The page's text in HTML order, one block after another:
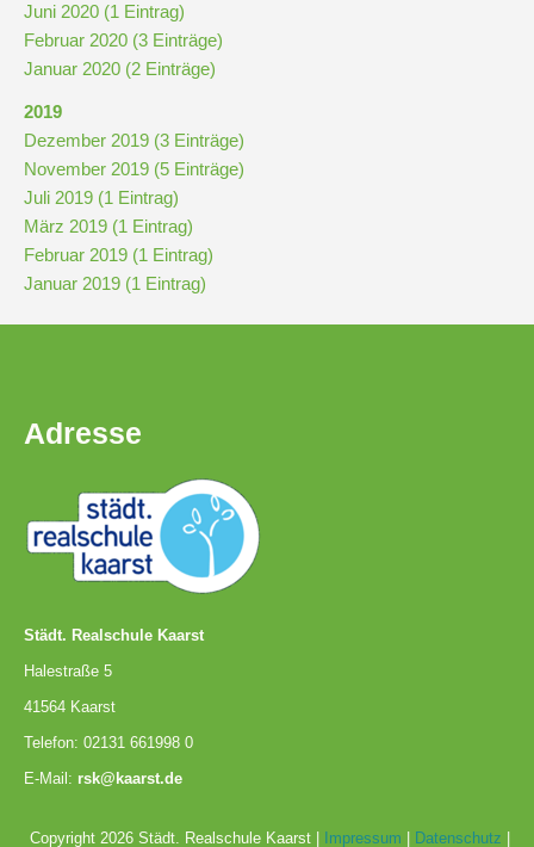
Juni 2020 (1 Eintrag)
Februar 2020 (3 Einträge)
Januar 2020 (2 Einträge)
2019
Dezember 2019 (3 Einträge)
November 2019 (5 Einträge)
Juli 2019 (1 Eintrag)
März 2019 (1 Eintrag)
Februar 2019 (1 Eintrag)
Januar 2019 (1 Eintrag)
Adresse
Städt. Realschule Kaarst
Halestraße 5
41564 Kaarst
Telefon: 02131 661998 0
E-Mail: rsk@kaarst.de
Copyright 2026 Städt. Realschule Kaarst | Impressum Datenschutz